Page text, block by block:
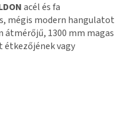
acél és fa
mégis modern hangulatot
1300 mm magas
vagy